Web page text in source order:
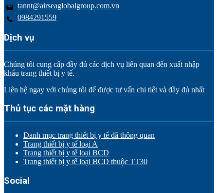
tannt@airseaglobalgroup.com.vn
0984291559
Dịch vụ
Chúng tôi cung cấp đầy đủ các dịch vụ liên quan đến xuất nhập
khẩu trang thiết bị y tế.
Liên hệ ngay với chúng tôi để được tư vấn chi tiết và đầy đủ nhất
Thủ tục các mặt hàng
Danh mục trang thiết bị y tế đã thông quan
Trang thiết bị y tế loại A
Trang thiết bị y tế loại BCD
Trang thiết bị y tế loại BCD thuộc TT30
Social